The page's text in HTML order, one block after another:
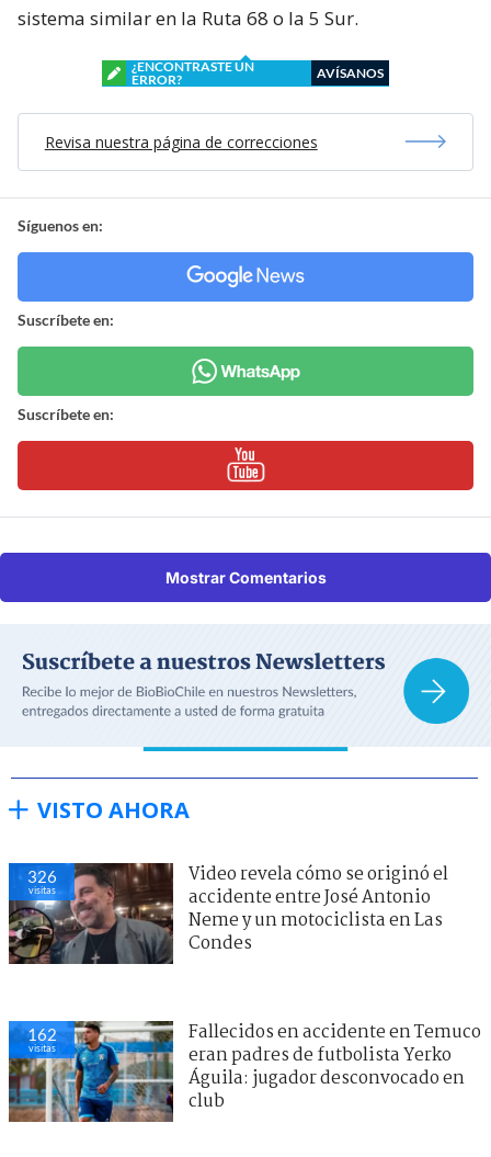
sistema similar en la Ruta 68 o la 5 Sur.
¿ENCONTRASTE UN
ERROR?
AVÍSANOS
Revisa nuestra página de correcciones
Síguenos en:
Suscríbete en:
Suscríbete en:
Mostrar Comentarios
VISTO AHORA
326
visitas
Video revela cómo se originó el
accidente entre José Antonio
Neme y un motociclista en Las
Condes
162
visitas
Fallecidos en accidente en Temuco
eran padres de futbolista Yerko
Águila: jugador desconvocado en
club